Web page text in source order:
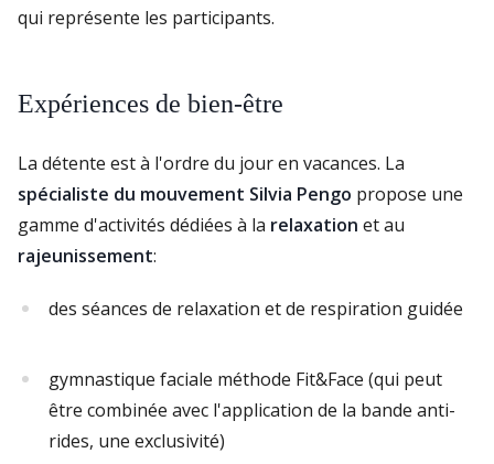
qui représente les participants.
Expériences de bien-être
La détente est à l'ordre du jour en vacances. La
spécialiste du mouvement Silvia Pengo propose une
gamme d'activités dédiées à la relaxation et au
rajeunissement:
des séances de relaxation et de respiration guidée
gymnastique faciale méthode Fit&Face (qui peut
être combinée avec l'application de la bande anti-
rides, une exclusivité)